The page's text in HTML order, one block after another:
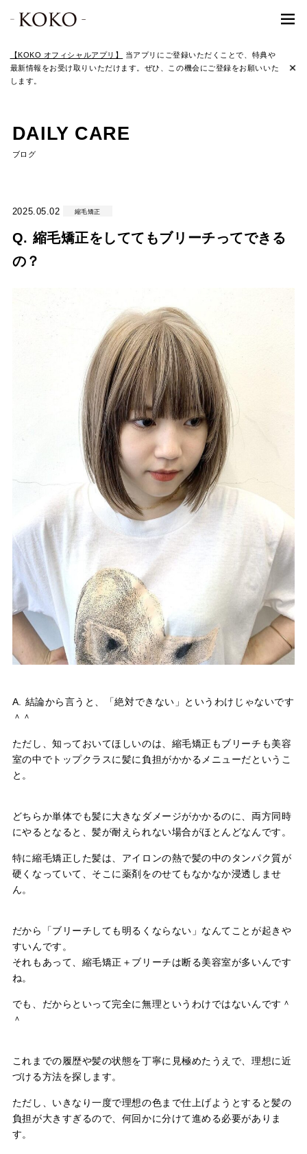
【KOKO オフィシャルアプリ】
当アプリにご登録いただくことで、特典や
最新情報をお受け取りいただけます。ぜひ、この機会にご登録をお願いいた
します。
DAILY CARE
ブログ
2025.05.02 縮毛矯正
Q. 縮毛矯正をしててもブリーチってできる
の？
A. 結論から言うと、「絶対できない」というわけじゃないです
＾＾
ただし、知っておいてほしいのは、縮毛矯正もブリーチも美容
室の中でトップクラスに髪に負担がかかるメニューだというこ
と。
どちらか単体でも髪に大きなダメージがかかるのに、両方同時
にやるとなると、髪が耐えられない場合がほとんどなんです。
特に縮毛矯正した髪は、アイロンの熱で髪の中のタンパク質が
硬くなっていて、そこに薬剤をのせてもなかなか浸透しませ
ん。
だから「ブリーチしても明るくならない」なんてことが起きや
すいんです。
それもあって、縮毛矯正＋ブリーチは断る美容室が多いんです
ね。
でも、だからといって完全に無理というわけではないんです＾
＾
これまでの履歴や髪の状態を丁寧に見極めたうえで、理想に近
づける方法を探します。
ただし、いきなり一度で理想の色まで仕上げようとすると髪の
負担が大きすぎるので、何回かに分けて進める必要がありま
す。